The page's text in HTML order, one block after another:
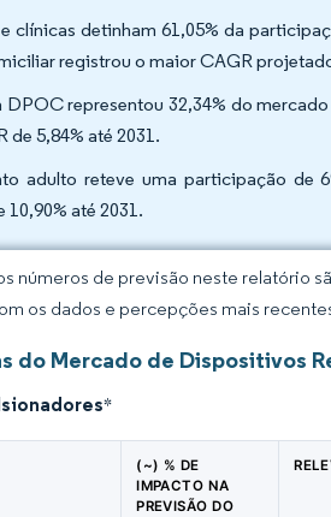
clínicas detinham 61,05% da
registrou o maior CAGR
representou 32,34% do
de 5,84% até 2031.
adulto reteve uma participação de
até 2031.
números de previsão neste relatório
os dados e percepções mais
do Mercado de Dispositivos
*
(~) % DE
IMPACTO NA
PREVISÃO DO